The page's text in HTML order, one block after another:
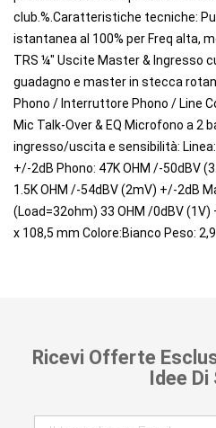
club.%.Caratteristiche tecniche:
istantanea al 100% per Freq alta,
TRS ¼" Uscite Master & Ingresso
guadagno e master in stecca
Phono / Interruttore Phono / Line
Mic Talk-Over & EQ Microfono a 2
ingresso/uscita e sensibilità:
+/-2dB Phono: 47K OHM /-50dBV
1.5K OHM /-54dBV (2mV) +/-2dB
(Load=32ohm) 33 OHM /0dBV
x 108,5 mm Colore:Bianco Peso:
Ricevi Offerte
Idee Di